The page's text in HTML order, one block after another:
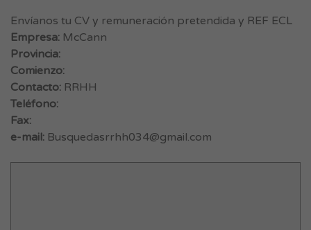
Envíanos tu CV y remuneración pretendida y REF ECL
Empresa: McCann
Provincia:
Comienzo:
Contacto: RRHH
Teléfono:
Fax:
e-mail: Busquedasrrhh034@gmail.com